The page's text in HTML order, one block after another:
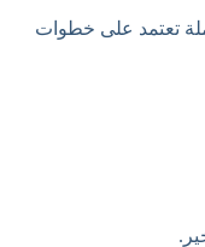
تعتمد على خطوات